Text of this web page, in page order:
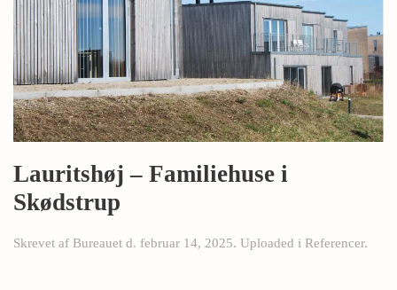
Lauritshøj – Familiehuse i
Skødstrup
Skrevet af Bureauet d. februar 14, 2025. Uploaded i Referencer.